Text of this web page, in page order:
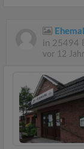
in 25494
vor 12